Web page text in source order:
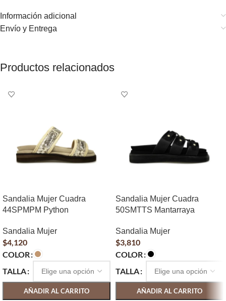
Información adicional
Envío y Entrega
Productos relacionados
Sandalia Mujer Cuadra
44SPMPM Python
Sandalia Mujer
$4,120
COLOR
TALLA
AÑADIR AL CARRITO
Sandalia Mujer Cuadra
50SMTTS Mantarraya
Sandalia Mujer
$3,810
COLOR
TALLA
AÑADIR AL CARRITO